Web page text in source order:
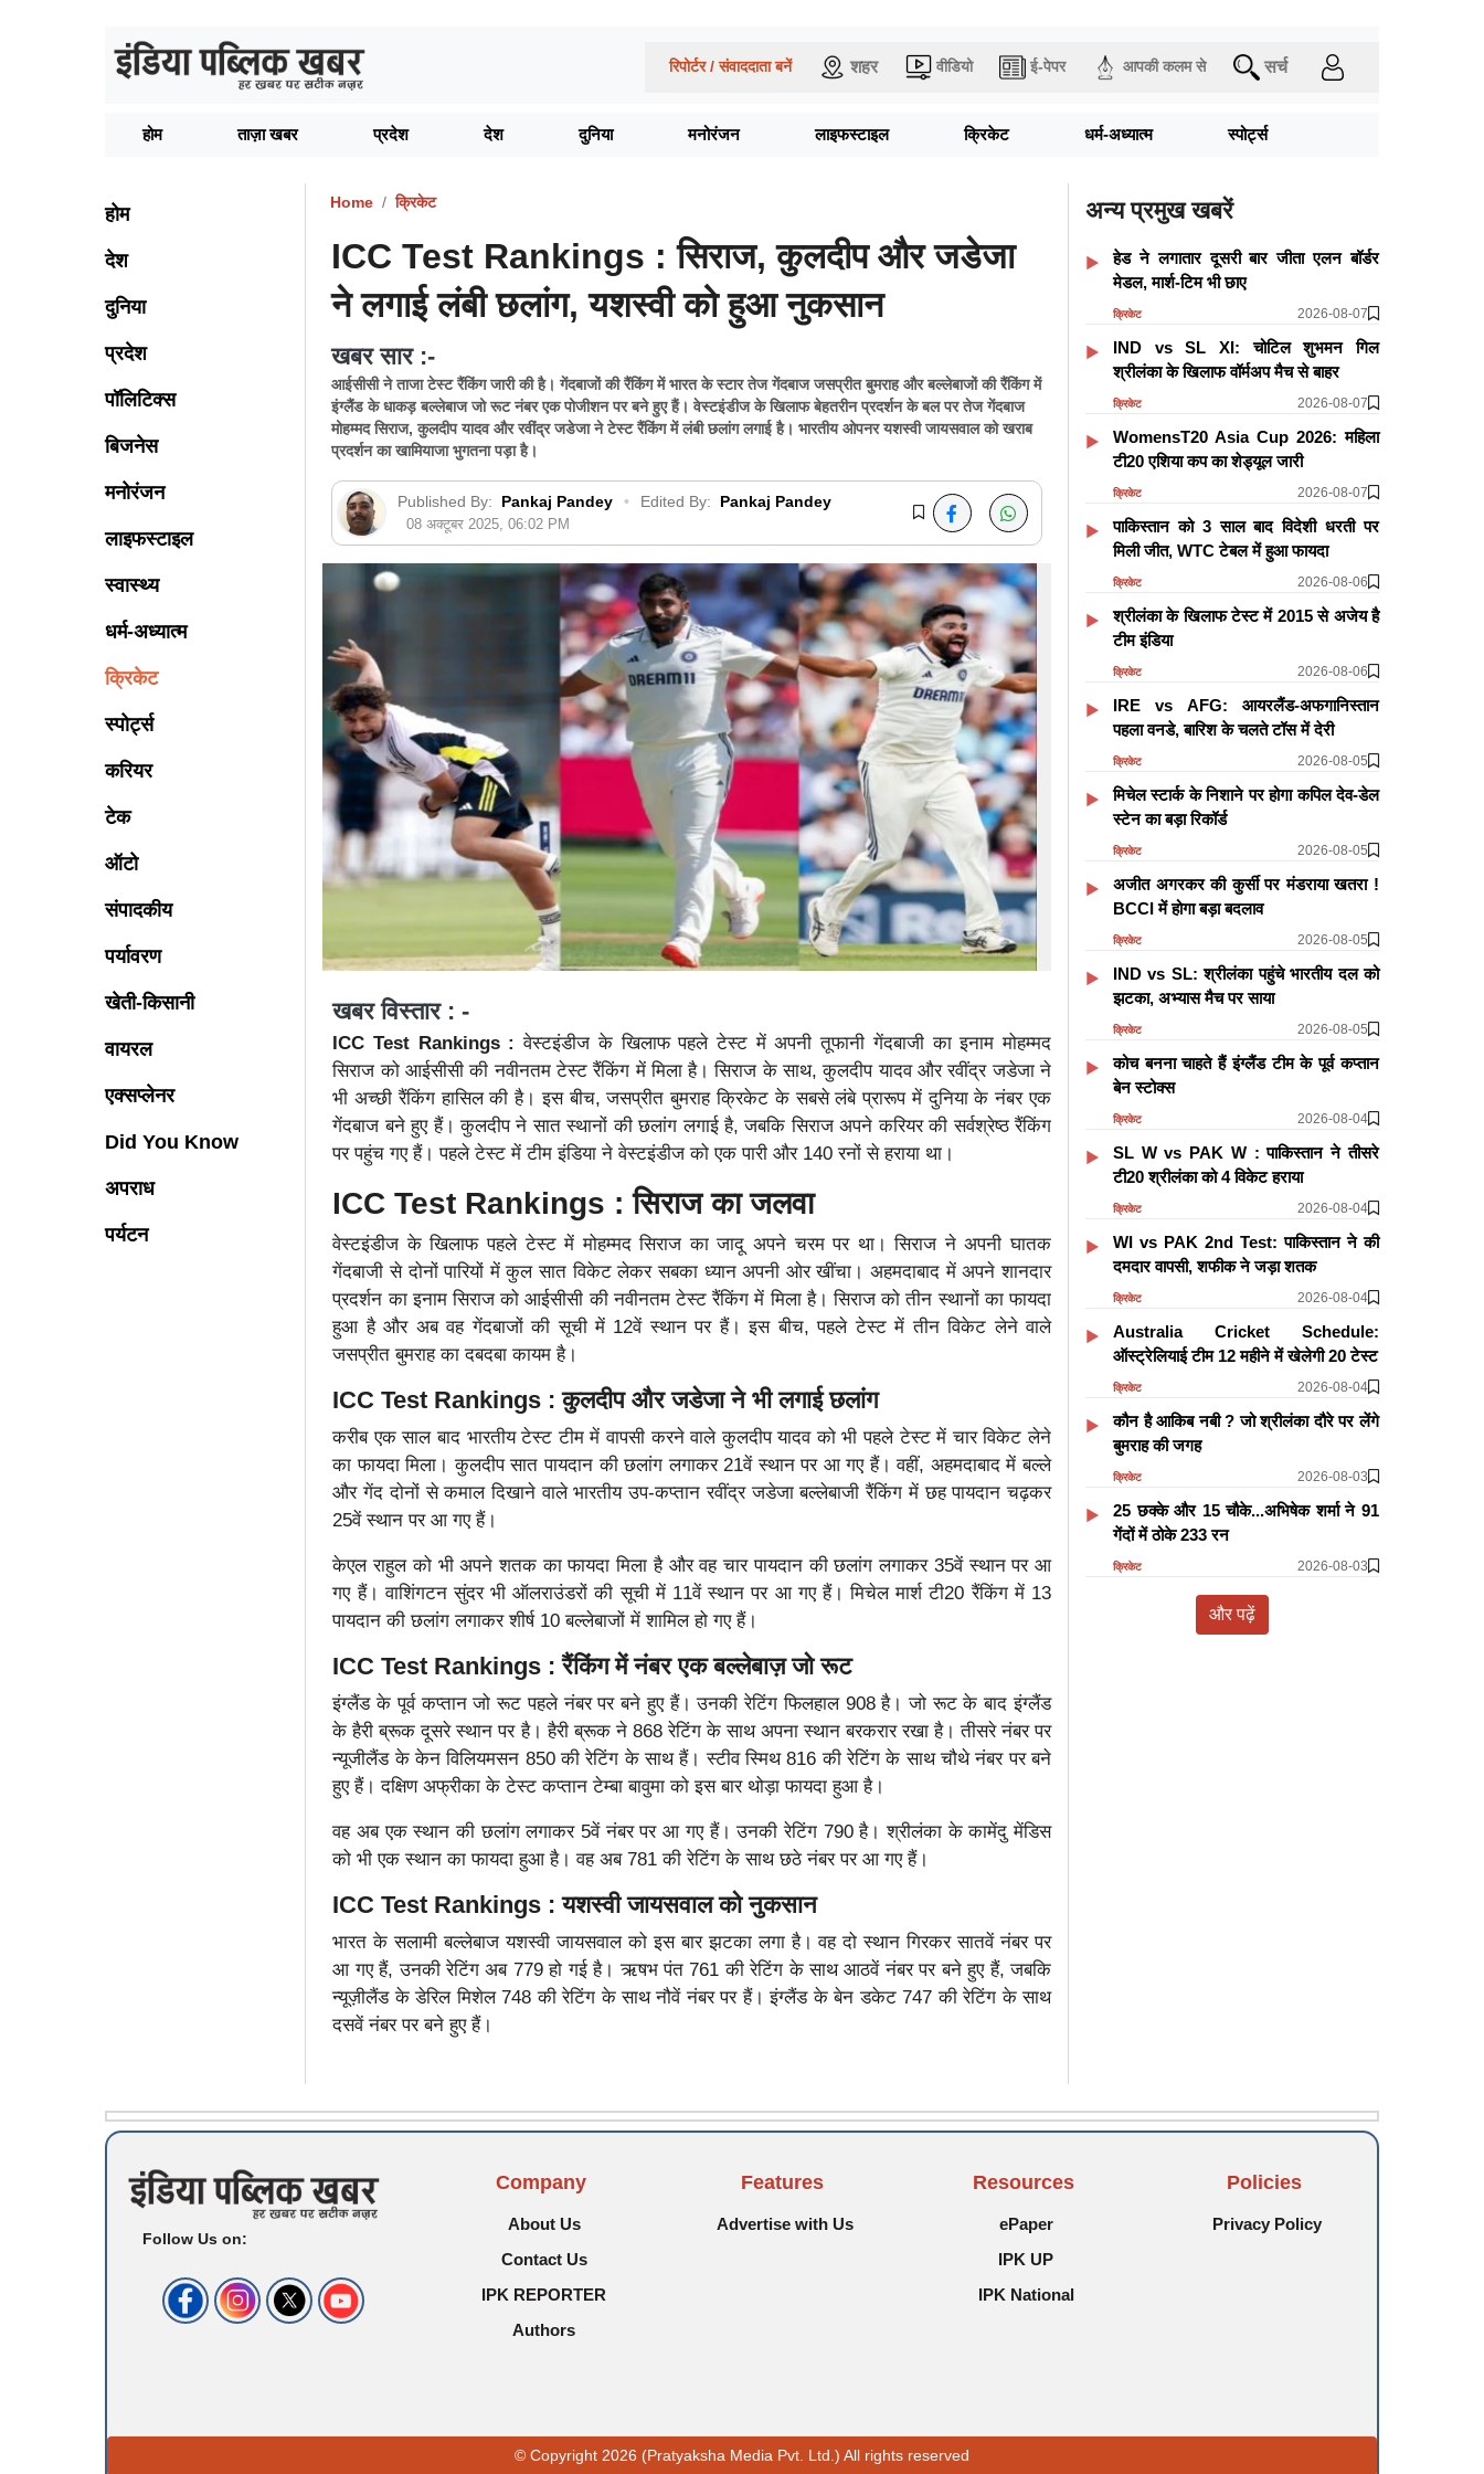
रिपोर्टर / संवाददाता बनें शहर वीडियो ई-पेपर आपकी कलम से सर्च
होम ताज़ा खबर प्रदेश देश दुनिया मनोरंजन लाइफस्टाइल क्रिकेट धर्म-अध्यात्म स्पोर्ट्स
होम
देश
दुनिया
प्रदेश
पॉलिटिक्स
बिजनेस
मनोरंजन
लाइफस्टाइल
स्वास्थ्य
धर्म-अध्यात्म
क्रिकेट
स्पोर्ट्स
करियर
टेक
ऑटो
संपादकीय
पर्यावरण
खेती-किसानी
वायरल
एक्सप्लेनर
Did You Know
अपराध
पर्यटन
Home क्रिकेट
ICC Test Rankings : सिराज, कुलदीप और जडेजा
ने लगाई लंबी छलांग, यशस्वी को हुआ नुकसान
खबर सार :-
आईसीसी ने ताजा टेस्ट रैंकिंग जारी की है। गेंदबाजों की रैंकिंग में भारत के स्टार तेज गेंदबाज जसप्रीत बुमराह और बल्लेबाजों की रैंकिंग में
इंग्लैंड के धाकड़ बल्लेबाज जो रूट नंबर एक पोजीशन पर बने हुए हैं। वेस्टइंडीज के खिलाफ बेहतरीन प्रदर्शन के बल पर तेज गेंदबाज
मोहम्मद सिराज, कुलदीप यादव और रवींद्र जडेजा ने टेस्ट रैंकिंग में लंबी छलांग लगाई है। भारतीय ओपनर यशस्वी जायसवाल को खराब
प्रदर्शन का खामियाजा भुगतना पड़ा है।
Published By: Pankaj Pandey • Edited By: Pankaj Pandey
08 अक्टूबर 2025, 06:02 PM
खबर विस्तार : -
ICC Test Rankings :वेस्टइंडीज के खिलाफ पहले टेस्ट में अपनी तूफानी गेंदबाजी का इनाम मोहम्मद
सिराज को आईसीसी की नवीनतम टेस्ट रैंकिंग में मिला है। सिराज के साथ, कुलदीप यादव और रवींद्र जडेजा ने
भी अच्छी रैंकिंग हासिल की है। इस बीच, जसप्रीत बुमराह क्रिकेट के सबसे लंबे प्रारूप में दुनिया के नंबर एक
गेंदबाज बने हुए हैं। कुलदीप ने सात स्थानों की छलांग लगाई है, जबकि सिराज अपने करियर की सर्वश्रेष्ठ रैंकिंग
पर पहुंच गए हैं। पहले टेस्ट में टीम इंडिया ने वेस्टइंडीज को एक पारी और 140 रनों से हराया था।
ICC Test Rankings : सिराज का जलवा
वेस्टइंडीज के खिलाफ पहले टेस्ट में मोहम्मद सिराज का जादू अपने चरम पर था। सिराज ने अपनी घातक
गेंदबाजी से दोनों पारियों में कुल सात विकेट लेकर सबका ध्यान अपनी ओर खींचा। अहमदाबाद में अपने शानदार
प्रदर्शन का इनाम सिराज को आईसीसी की नवीनतम टेस्ट रैंकिंग में मिला है। सिराज को तीन स्थानों का फायदा
हुआ है और अब वह गेंदबाजों की सूची में 12वें स्थान पर हैं। इस बीच, पहले टेस्ट में तीन विकेट लेने वाले
जसप्रीत बुमराह का दबदबा कायम है।
ICC Test Rankings : कुलदीप और जडेजा ने भी लगाई छलांग
करीब एक साल बाद भारतीय टेस्ट टीम में वापसी करने वाले कुलदीप यादव को भी पहले टेस्ट में चार विकेट लेने
का फायदा मिला। कुलदीप सात पायदान की छलांग लगाकर 21वें स्थान पर आ गए हैं। वहीं, अहमदाबाद में बल्ले
और गेंद दोनों से कमाल दिखाने वाले भारतीय उप-कप्तान रवींद्र जडेजा बल्लेबाजी रैंकिंग में छह पायदान चढ़कर
25वें स्थान पर आ गए हैं।
केएल राहुल को भी अपने शतक का फायदा मिला है और वह चार पायदान की छलांग लगाकर 35वें स्थान पर आ
गए हैं। वाशिंगटन सुंदर भी ऑलराउंडरों की सूची में 11वें स्थान पर आ गए हैं। मिचेल मार्श टी20 रैंकिंग में 13
पायदान की छलांग लगाकर शीर्ष 10 बल्लेबाजों में शामिल हो गए हैं।
ICC Test Rankings : रैंकिंग में नंबर एक बल्लेबाज़ जो रूट
इंग्लैंड के पूर्व कप्तान जो रूट पहले नंबर पर बने हुए हैं। उनकी रेटिंग फिलहाल 908 है। जो रूट के बाद इंग्लैंड
के हैरी ब्रूक दूसरे स्थान पर है। हैरी ब्रूक ने 868 रेटिंग के साथ अपना स्थान बरकरार रखा है। तीसरे नंबर पर
न्यूजीलैंड के केन विलियमसन 850 की रेटिंग के साथ हैं। स्टीव स्मिथ 816 की रेटिंग के साथ चौथे नंबर पर बने
हुए हैं। दक्षिण अफ्रीका के टेस्ट कप्तान टेम्बा बावुमा को इस बार थोड़ा फायदा हुआ है।
वह अब एक स्थान की छलांग लगाकर 5वें नंबर पर आ गए हैं। उनकी रेटिंग 790 है। श्रीलंका के कामेंदु मेंडिस
को भी एक स्थान का फायदा हुआ है। वह अब 781 की रेटिंग के साथ छठे नंबर पर आ गए हैं।
ICC Test Rankings : यशस्वी जायसवाल को नुकसान
भारत के सलामी बल्लेबाज यशस्वी जायसवाल को इस बार झटका लगा है। वह दो स्थान गिरकर सातवें नंबर पर
आ गए हैं, उनकी रेटिंग अब 779 हो गई है। ऋषभ पंत 761 की रेटिंग के साथ आठवें नंबर पर बने हुए हैं, जबकि
न्यूज़ीलैंड के डेरिल मिशेल 748 की रेटिंग के साथ नौवें नंबर पर हैं। इंग्लैंड के बेन डकेट 747 की रेटिंग के साथ
दसवें नंबर पर बने हुए हैं।
अन्य प्रमुख खबरें
हेड ने लगातार दूसरी बार जीता एलन बॉर्डर
मेडल, मार्श-टिम भी छाए
क्रिकेट 2026-08-07
IND vs SL XI: चोटिल शुभमन गिल
श्रीलंका के खिलाफ वॉर्मअप मैच से बाहर
क्रिकेट 2026-08-07
WomensT20 Asia Cup 2026: महिला
टी20 एशिया कप का शेड्यूल जारी
क्रिकेट 2026-08-07
पाकिस्तान को 3 साल बाद विदेशी धरती पर
मिली जीत, WTC टेबल में हुआ फायदा
क्रिकेट 2026-08-06
श्रीलंका के खिलाफ टेस्ट में 2015 से अजेय है
टीम इंडिया
क्रिकेट 2026-08-06
IRE vs AFG: आयरलैंड-अफगानिस्तान
पहला वनडे, बारिश के चलते टॉस में देरी
क्रिकेट 2026-08-05
मिचेल स्टार्क के निशाने पर होगा कपिल देव-डेल
स्टेन का बड़ा रिकॉर्ड
क्रिकेट 2026-08-05
अजीत अगरकर की कुर्सी पर मंडराया खतरा !
BCCI में होगा बड़ा बदलाव
क्रिकेट 2026-08-05
IND vs SL: श्रीलंका पहुंचे भारतीय दल को
झटका, अभ्यास मैच पर साया
क्रिकेट 2026-08-05
कोच बनना चाहते हैं इंग्लैंड टीम के पूर्व कप्तान
बेन स्टोक्स
क्रिकेट 2026-08-04
SL W vs PAK W : पाकिस्तान ने तीसरे
टी20 श्रीलंका को 4 विकेट हराया
क्रिकेट 2026-08-04
WI vs PAK 2nd Test: पाकिस्तान ने की
दमदार वापसी, शफीक ने जड़ा शतक
क्रिकेट 2026-08-04
Australia Cricket Schedule:
ऑस्ट्रेलियाई टीम 12 महीने में खेलेगी 20 टेस्ट
क्रिकेट 2026-08-04
कौन है आकिब नबी ? जो श्रीलंका दौरे पर लेंगे
बुमराह की जगह
क्रिकेट 2026-08-03
25 छक्के और 15 चौके...अभिषेक शर्मा ने 91
गेंदों में ठोके 233 रन
क्रिकेट 2026-08-03
और पढ़ें
Follow Us on:
Company
About Us
Contact Us
IPK REPORTER
Authors
Features
Advertise with Us
Resources
ePaper
IPK UP
IPK National
Policies
Privacy Policy
© Copyright 2026 (Pratyaksha Media Pvt. Ltd.) All rights reserved